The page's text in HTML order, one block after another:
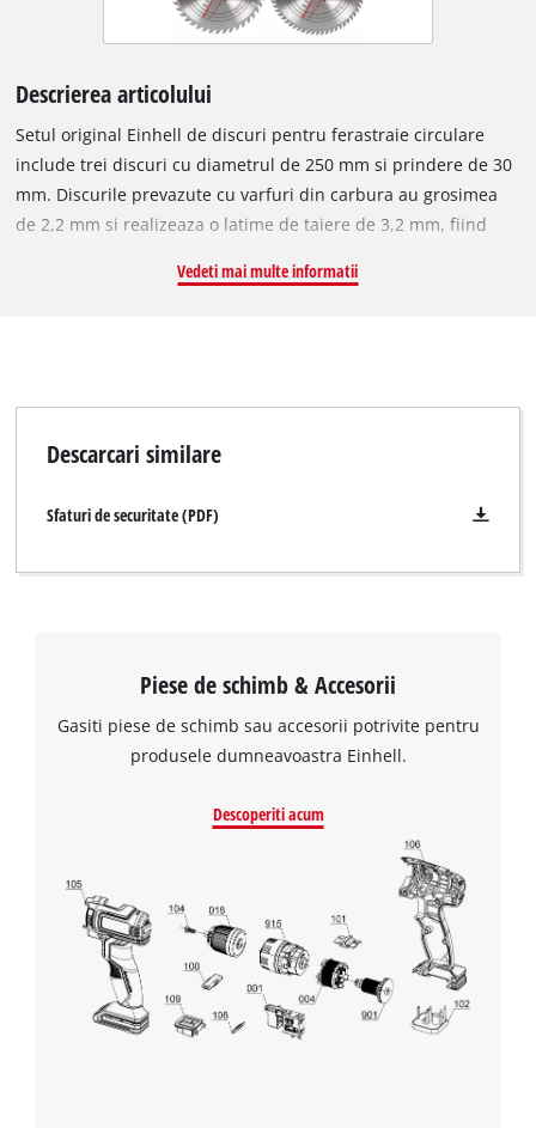
Descrierea articolului
Setul original Einhell de discuri pentru ferastraie circulare
include trei discuri cu diametrul de 250 mm si prindere de 30
mm. Discurile prevazute cu varfuri din carbura au grosimea
de 2,2 mm si realizeaza o latime de taiere de 3,2 mm, fiind
materiale similare lemnului. Setul contine un disc cu 24 dinti
taiere inclinata TE-SM 2534 Dual, TC-SM 2534/1 Dual,
precum si cu ferastraiele de masa TE-CC 250 UF, TE-TS 250 UF,
Vedeti mai multe informatii
Descarcari similare
Sfaturi de securitate (PDF)
Piese de schimb & Accesorii
Gasiti piese de schimb sau accesorii potrivite pentru
produsele dumneavoastra Einhell.
Descoperiti acum